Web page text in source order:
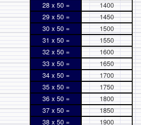
28 x 50 =
1400
29 x 50 =
1450
30 x 50 =
1500
31 x 50 =
1550
32 x 50 =
1600
33 x 50 =
1650
34 x 50 =
1700
35 x 50 =
1750
36 x 50 =
1800
37 x 50 =
1850
38 x 50 =
1900